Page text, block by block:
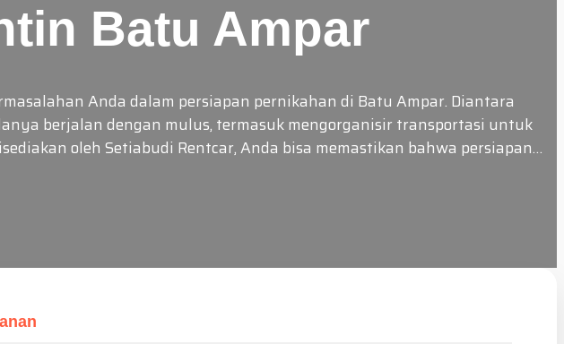
Batu Ampar
Anda dalam persiapan pernikahan di Batu Ampar. Diantara
berjalan dengan mulus, termasuk mengorganisir transportasi untuk
oleh Setiabudi Rentcar, Anda bisa memastikan bahwa persiapan…